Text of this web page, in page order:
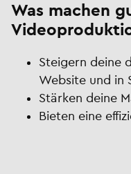
Was machen
Steigern deine
Website und in
Stärken deine
Bieten eine